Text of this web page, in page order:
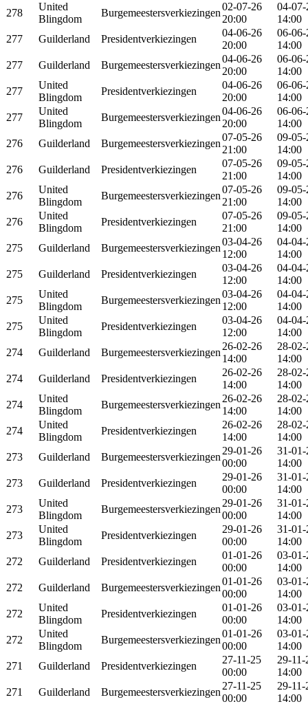
278
United
Blingdom
Burgemeestersverkiezingen
02-07-26
20:00
04-07-
14:00
277
Guilderland Presidentverkiezingen
04-06-26
20:00
06-06-
14:00
277
Guilderland Burgemeestersverkiezingen
04-06-26
20:00
06-06-
14:00
277
United
Blingdom
Presidentverkiezingen
04-06-26
20:00
06-06-
14:00
277
United
Blingdom
Burgemeestersverkiezingen
04-06-26
20:00
06-06-
14:00
276
Guilderland Burgemeestersverkiezingen
07-05-26
21:00
09-05-
14:00
276
Guilderland Presidentverkiezingen
07-05-26
21:00
09-05-
14:00
276
United
Blingdom
Burgemeestersverkiezingen
07-05-26
21:00
09-05-
14:00
276
United
Blingdom
Presidentverkiezingen
07-05-26
21:00
09-05-
14:00
275
Guilderland Burgemeestersverkiezingen
03-04-26
12:00
04-04-
14:00
275
Guilderland Presidentverkiezingen
03-04-26
12:00
04-04-
14:00
275
United
Blingdom
Burgemeestersverkiezingen
03-04-26
12:00
04-04-
14:00
275
United
Blingdom
Presidentverkiezingen
03-04-26
12:00
04-04-
14:00
274
Guilderland Burgemeestersverkiezingen
26-02-26
14:00
28-02-
14:00
274
Guilderland Presidentverkiezingen
26-02-26
14:00
28-02-
14:00
274
United
Blingdom
Burgemeestersverkiezingen
26-02-26
14:00
28-02-
14:00
274
United
Blingdom
Presidentverkiezingen
26-02-26
14:00
28-02-
14:00
273
Guilderland Burgemeestersverkiezingen
29-01-26
00:00
31-01-
14:00
273
Guilderland Presidentverkiezingen
29-01-26
00:00
31-01-
14:00
273
United
Blingdom
Burgemeestersverkiezingen
29-01-26
00:00
31-01-
14:00
273
United
Blingdom
Presidentverkiezingen
29-01-26
00:00
31-01-
14:00
272
Guilderland Presidentverkiezingen
01-01-26
00:00
03-01-
14:00
272
Guilderland Burgemeestersverkiezingen
01-01-26
00:00
03-01-
14:00
272
United
Blingdom
Presidentverkiezingen
01-01-26
00:00
03-01-
14:00
272
United
Blingdom
Burgemeestersverkiezingen
01-01-26
00:00
03-01-
14:00
271
Guilderland Presidentverkiezingen
27-11-25
00:00
29-11-
14:00
271
Guilderland Burgemeestersverkiezingen
27-11-25
00:00
29-11-
14:00